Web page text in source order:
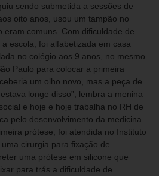
sendo submetida a sessões de
oito anos, usou um tampão no
eram comuns. Com dificuldade de
escola, foi alfabetizada em casa
no colégio aos 9 anos, no mesmo
Paulo para colocar a primeira
um olho novo, mas a peça de
longe disso”, lembra a menina
e hoje e hoje trabalha no RH de
pelo desenvolvimento da medicina.
prótese, foi atendida no Instituto
cirurgia para fixação de
uma prótese em silicone que
para trás a dificuldade de